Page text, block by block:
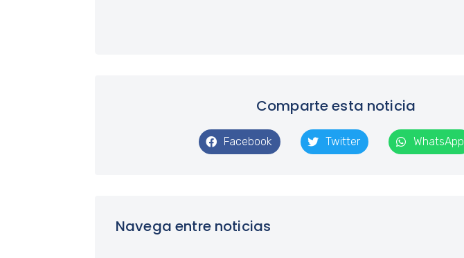
Comparte esta noticia
Facebook Twitter WhatsApp
Navega entre noticias